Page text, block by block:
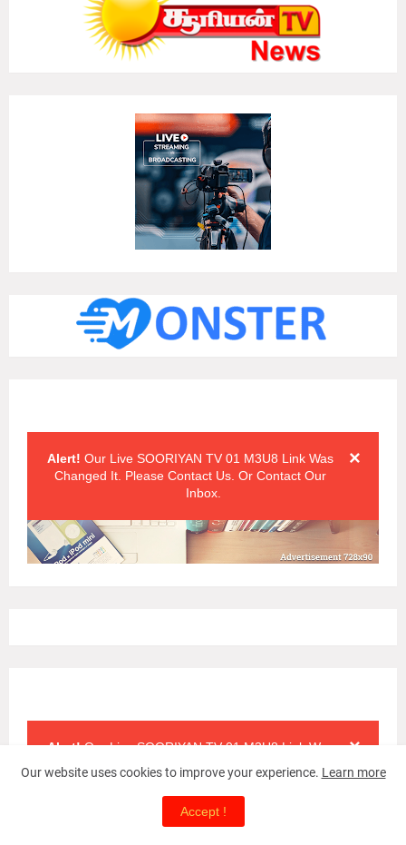
×
Alert! Our Live SOORIYAN TV 01 M3U8 Link Was
Changed It. Please Contact Us. Or Contact Our
Inbox.
×
Alert!Our Live SOORIYAN TV 01 M3U8 Link Was
Changed It. Please Contact Us. Or Contact Our
Inbox.
Our website uses cookies to improve your experience. Learn more
Accept !